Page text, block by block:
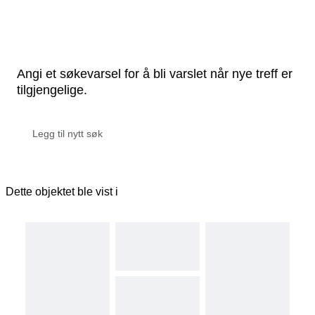
Angi et søkevarsel for å bli varslet når nye treff er
tilgjengelige.
Dette objektet ble vist i